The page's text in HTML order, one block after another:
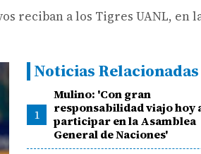
reciban a los Tigres UANL, en
Noticias Relacionadas
1
Mulino: 'Con gran
responsabilidad viajo hoy
participar en la Asamblea
General de Naciones'